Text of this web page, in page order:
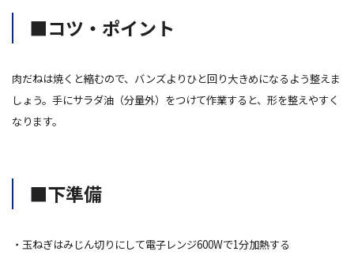
■コツ・ポイント
肉だねは焼くと縮むので、バンズよりひと回り大きめになるよう整えま
しょう。手にサラダ油（分量外）をつけて作業すると、形を整えやすく
なります。
■下準備
・玉ねぎはみじん切りにして電子レンジ600Wで1分加熱する